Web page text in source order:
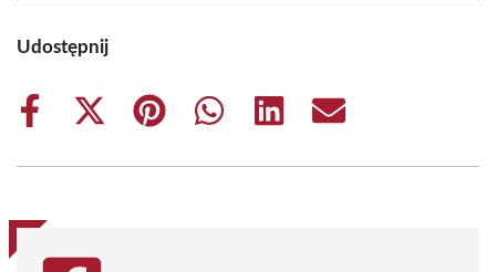
Udostępnij
Share
Share
(Twitter)
Share
Share
Share
Share